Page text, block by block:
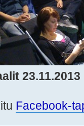
23.11.2013
Facebook-